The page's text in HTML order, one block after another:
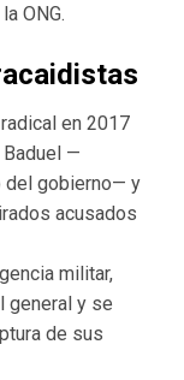
ONG.
en 2017
—
del gobierno— y
acusados
militar,
general y se
de sus